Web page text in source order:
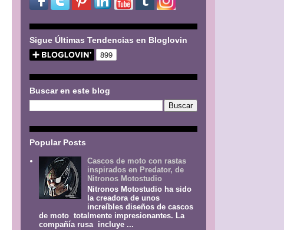
Sigue Últimas Tendencias en Bloglovin
Buscar en este blog
Popular Posts
Cascos de moto con rastas
inspirados en Predator, de
Nitronos Motostudio
Nitronos Motostudio ha sido
la creadora de unos
increíbles diseños de cascos
de moto totalmente impresionantes. La
compañía rusa incluye ...